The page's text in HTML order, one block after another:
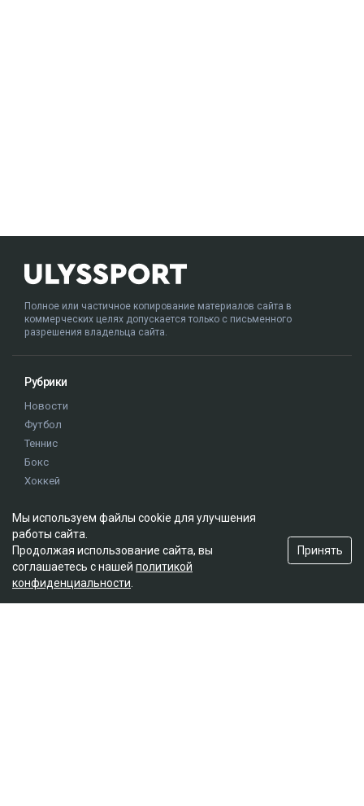
Полное или частичное копирование материалов сайта в
коммерческих целях допускается только с письменного
разрешения владельца сайта.
Рубрики
Новости
Футбол
Теннис
Бокс
Хоккей
Истории
Олимпиада
Редакция
О проекте
Мы используем файлы cookie для улучшения
работы сайта.
Продолжая использование сайта, вы
соглашаетесь с нашей политикой
конфиденциальности
Принять